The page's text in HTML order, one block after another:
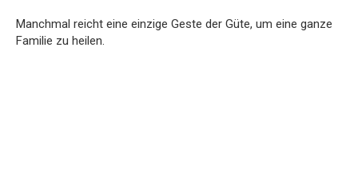
Manchmal reicht eine einzige Geste der Güte, um eine ganze
Familie zu heilen.